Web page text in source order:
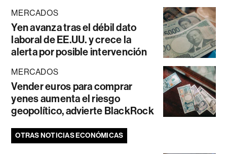
MERCADOS
Yen avanza tras el débil dato
laboral de EE.UU. y crece la
alerta por posible intervención
MERCADOS
Vender euros para comprar
yenes aumenta el riesgo
geopolítico, advierte BlackRock
OTRAS NOTICIAS ECONÓMICAS